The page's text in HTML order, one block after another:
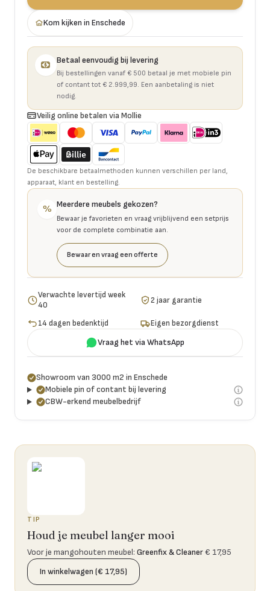
Kom kijken in Enschede
Betaal eenvoudig bij levering
Bij bestellingen vanaf € 500 betaal je met mobiele pin
of contant tot € 2.999,99. Een aanbetaling is niet
nodig.
Veilig online betalen via Mollie
De beschikbare betaalmethoden kunnen verschillen per land,
apparaat, klant en bestelling.
% Meerdere meubels gekozen?
Bewaar je favorieten en vraag vrijblijvend een setprijs
voor de complete combinatie aan.
Bewaar en vraag een offerte
Verwachte levertijd week
40
2 jaar garantie
14 dagen bedenktijd Eigen bezorgdienst
Vraag het via WhatsApp
Showroom van 3000 m2 in Enschede
Mobiele pin of contant bij levering
CBW-erkend meubelbedrijf
TIP
Houd je meubel langer mooi
Voor je mangohouten meubel: Greenfix & Cleaner€ 17,95
In winkelwagen (€ 17,95)